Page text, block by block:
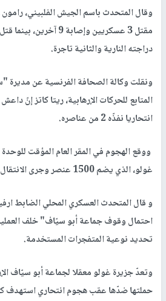
وقال المتحدث باسم الجيش الفلبيني، رامون
مقتل 3 عسكريين وإصابة 9
دراجته النارية والثانية تاجرة.
ونقلت وكالة الصحافة الفرنسية عن مديرة
المتابع للحركات الإرهابية، ريتا كاتز إنّ
انتحاريا نفذّه 2 من عناصره.
ووقع الهجوم في المقر العام المؤقت
غولو، الذي يضم 1500 عنصر وجرى الانتقال إليه قبل 4 أسابيع.
و قال المتحدث العسكري المحلي الضابط
احتمال وقوف جماعة أبو سيّاف" خلف
تحديد نوعية المتفجرات المستخدمة.
وتعدّ جزيرة غولو معقلا لجماعة أبو سيّاف